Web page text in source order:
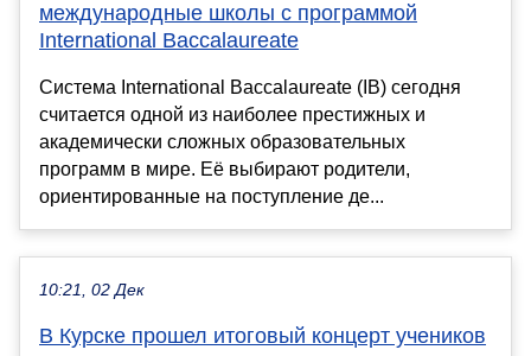
международные школы с программой
International Baccalaureate
Система International Baccalaureate (IB) сегодня
считается одной из наиболее престижных и
академически сложных образовательных
программ в мире. Её выбирают родители,
ориентированные на поступление де...
10:21, 02 Дек
В Курске прошел итоговый концерт учеников